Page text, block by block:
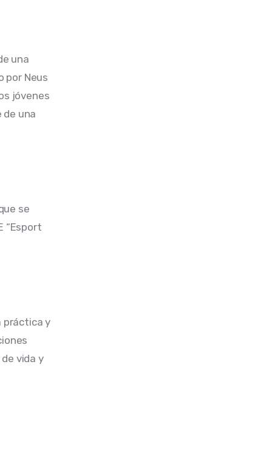
una
por Neus
jóvenes
una
se
“Esport
práctica y
vida y